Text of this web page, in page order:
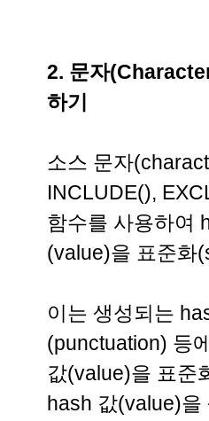
2. 문자
하기
소스 문자
INCLUDE(),
함수를 사용하여
(value)을 표준화
이는 생성되는
(punctuation) 등
값(value)을 표준
hash 값(value)을